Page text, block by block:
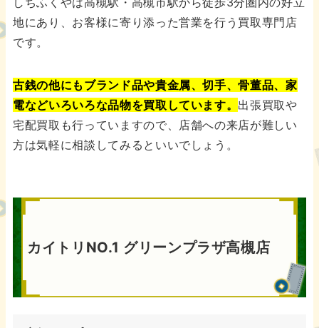
地にあり、お客様に寄り添った営業を行う買取専門店
です。
古銭の他にもブランド品や貴金属、切手、骨董品、家
電などいろいろな品物を買取しています。 出張買取や
宅配買取も行っていますので、店舗への来店が難しい
方は気軽に相談してみるといいでしょう。
カイトリNO.1 グリーンプラザ高槻店